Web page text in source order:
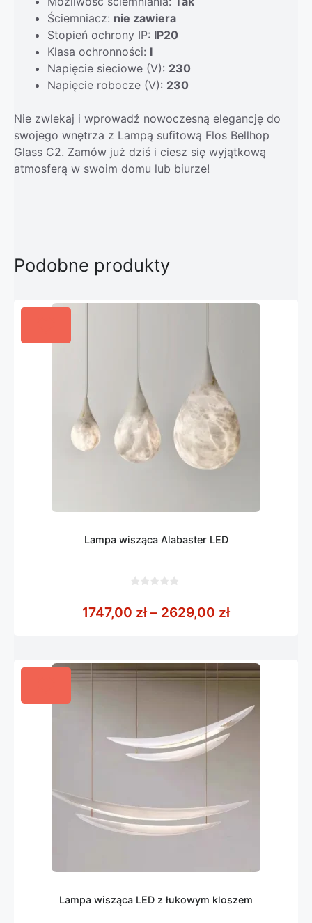
Ściemniacz: nie zawiera
Stopień ochrony IP: IP20
Klasa ochronności: I
Napięcie sieciowe (V): 230
Napięcie robocze (V): 230
Nie zwlekaj i wprowadź nowoczesną elegancję do
swojego wnętrza z Lampą sufitową Flos Bellhop
Glass C2. Zamów już dziś i ciesz się wyjątkową
atmosferą w swoim domu lub biurze!
Podobne produkty
Lampa wisząca Alabaster LED
5
1747,00 zł – 2629,00 złZakres cen:
Lampa wisząca LED z łukowym kloszem